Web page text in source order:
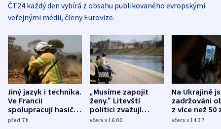
ČT24 každý den vybírá z obsahu publikovaného evropskými
veřejnými médii, členy Eurovize.
Jiný jazyk i technika.
Ve Francii
spolupracují hasiči z
různých zemí
před 7h
„Musíme zapojit
ženy.“ Litevští
politici zvažují
dohodu o
včera v 16:00
Na Ukrajině
zadržováni
z více než 50
Bojovali na
včera v 14:37